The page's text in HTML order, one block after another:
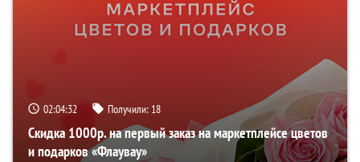
02:04:31 Получили: 18
Скидка 1000р. на первый заказ на маркетплейсе цветов
и подарков «Флаувау»